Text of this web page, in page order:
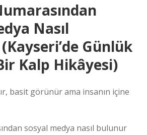
Nasıl
Günlük
Kalp Hikâyesi)
basit görünür ama insanın içine
sosyal medya nasıl bulunur